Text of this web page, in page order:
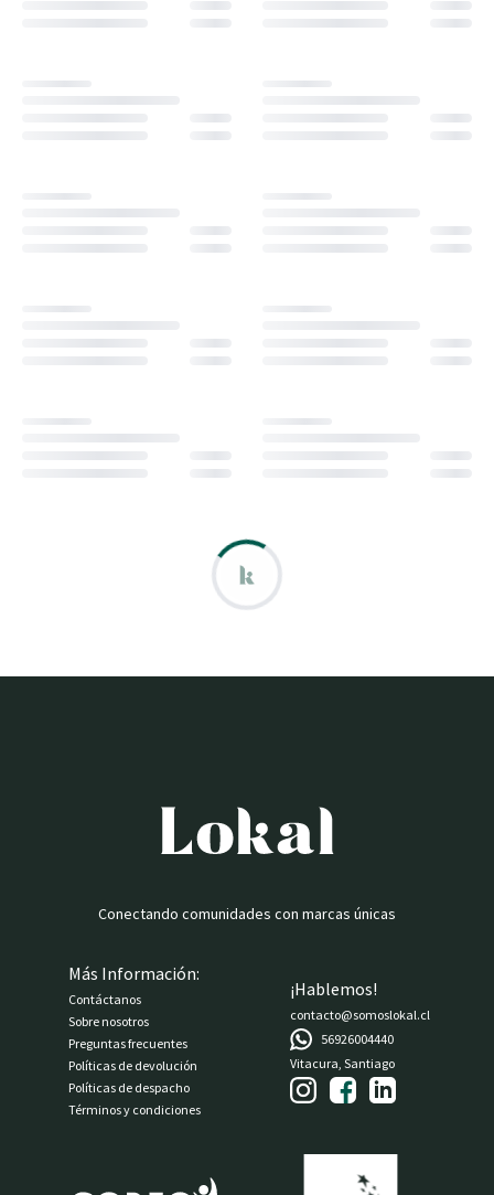
Más Información:
Contáctanos
Sobre nosotros
Preguntas frecuentes
Políticas de devolución
Políticas de despacho
Términos y condiciones
Conectando comunidades con marcas únicas
¡Hablemos!
contacto@somoslokal.cl
56926004440
Vitacura, Santiago